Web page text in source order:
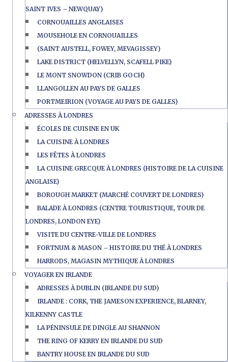
SAINT IVES – NEWQUAY)
CORNOUAILLES ANGLAISES
MOUSEHOLE EN CORNOUAILLES
(SAINT AUSTELL, FOWEY, MEVAGISSEY)
LAKE DISTRICT (HELVELLYN, SCAFELL PIKE)
LE MONT SNOWDON (CRIB GOCH)
LLANGOLLEN AU PAYS DE GALLES
PORTMEIRION (VOYAGE AU PAYS DE GALLES)
ADRESSES À LONDRES
ÉCOLES DE CUISINE EN UK
LA CUISINE À LONDRES
LES FÊTES À LONDRES
LA CUISINE GRECQUE À LONDRES (HISTOIRE DE LA CUISINE
ANGLAISE)
BOROUGH MARKET (MARCHÉ COUVERT DE LONDRES)
BALADE À LONDRES (CENTRE TOURISTIQUE, TOUR DE
LONDRES, LONDON EYE)
VISITE DU CENTRE-VILLE DE LONDRES
FORTNUM & MASON – HISTOIRE DU THÉ À LONDRES
HARRODS, MAGASIN MYTHIQUE À LONDRES
VOYAGER EN IRLANDE
ADRESSES À DUBLIN (IRLANDE DU SUD)
IRLANDE : CORK, THE JAMESON EXPERIENCE, BLARNEY,
KILKENNY CASTLE
LA PÉNINSULE DE DINGLE AU SHANNON
THE RING OF KERRY EN IRLANDE DU SUD
BANTRY HOUSE EN IRLANDE DU SUD